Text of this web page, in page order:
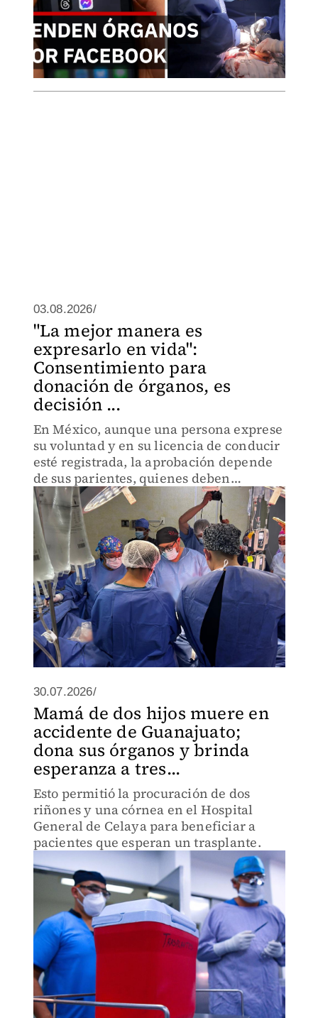
03.08.2026/
"La mejor manera es
expresarlo en vida":
Consentimiento para
donación de órganos, es
decisión ...
En México, aunque una persona exprese
su voluntad y en su licencia de conducir
esté registrada, la aprobación depende
de sus parientes, quienes deben
autorizar la intervención médica.
30.07.2026/
Mamá de dos hijos muere en
accidente de Guanajuato;
dona sus órganos y brinda
esperanza a tres...
Esto permitió la procuración de dos
riñones y una córnea en el Hospital
General de Celaya para beneficiar a
pacientes que esperan un trasplante.